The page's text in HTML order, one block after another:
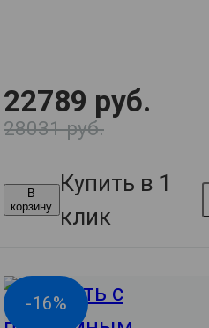
22789 руб.
28031 руб.
В
корзину
Купить в 1
клик
-16%